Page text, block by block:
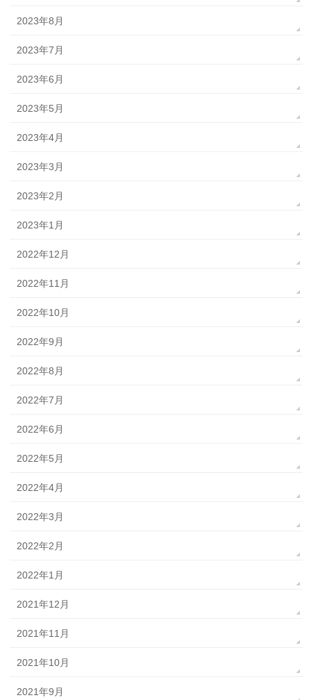
2023年8月
2023年7月
2023年6月
2023年5月
2023年4月
2023年3月
2023年2月
2023年1月
2022年12月
2022年11月
2022年10月
2022年9月
2022年8月
2022年7月
2022年6月
2022年5月
2022年4月
2022年3月
2022年2月
2022年1月
2021年12月
2021年11月
2021年10月
2021年9月